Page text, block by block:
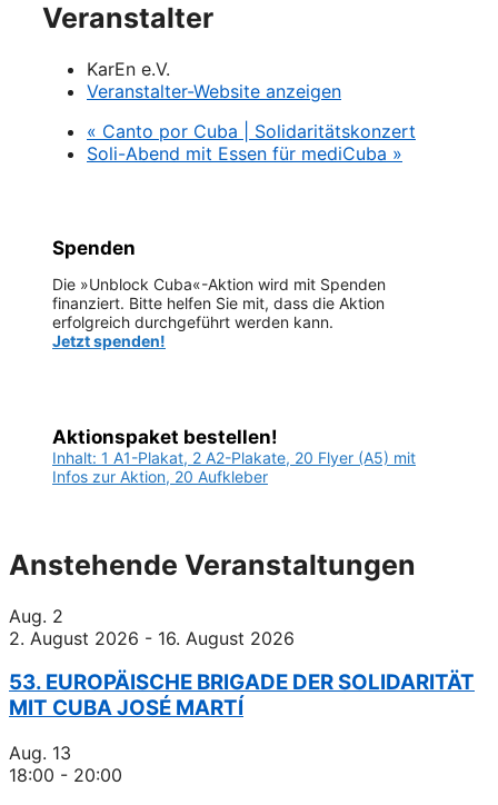
Veranstalter
KarEn e.V.
Veranstalter-Website anzeigen
« Canto por Cuba | Solidaritätskonzert
Soli-Abend mit Essen für mediCuba »
Spenden
Die »Unblock Cuba«-Aktion wird mit Spenden
finanziert. Bitte helfen Sie mit, dass die Aktion
erfolgreich durchgeführt werden kann.
Jetzt spenden!
Aktionspaket bestellen!
Inhalt: 1 A1-Plakat, 2 A2-Plakate, 20 Flyer (A5) mit
Infos zur Aktion, 20 Aufkleber
Anstehende Veranstaltungen
Aug. 2
2. August 2026 - 16. August 2026
53. EUROPÄISCHE BRIGADE DER SOLIDARITÄT
MIT CUBA JOSÉ MARTÍ
Aug. 13
18:00 - 20:00